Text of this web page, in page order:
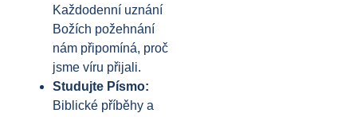
Každodenní uznání
Božích požehnání
nám připomíná, proč
jsme víru přijali.
Studujte Písmo:
Biblické příběhy a